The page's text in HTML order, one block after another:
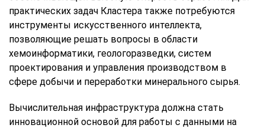
практических задач Кластера также потребуются
инструменты искусственного интеллекта,
позволяющие решать вопросы в области
хемоинформатики, геологоразведки, систем
проектирования и управления производством в
сфере добычи и переработки минерального сырья.
Вычислительная инфраструктура должна стать
инновационной основой для работы с данными на